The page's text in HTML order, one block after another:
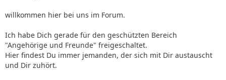
willkommen hier bei uns im Forum.
Ich habe Dich gerade für den geschützten Bereich
"Angehörige und Freunde" freigeschaltet.
Hier findest Du immer jemanden, der sich mit Dir austauscht
und Dir zuhört.